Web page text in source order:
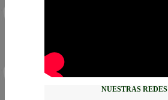
NUESTRAS REDES